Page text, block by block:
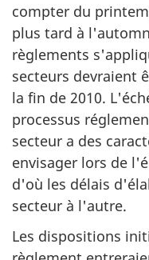
compter du
plus tard à
règlements
secteurs devraient
la fin de 2010.
processus
secteur a des
envisager lors de
d'où les délais
secteur à l'autre.
Les dispositions